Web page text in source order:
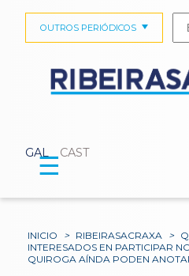
GAL CAST
OUTROS PERIÓDICOS
☰
INICIO > RIBEIRASACRAXA >
INTERESADOS EN PARTICIPAR
QUIROGA AÍNDA PODEN